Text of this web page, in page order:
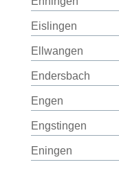
Eislingen
Ellwangen
Endersbach
Engen
Engstingen
Eningen